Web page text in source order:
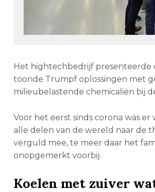
Het hightechbedrijf presenteerde
toonde Trumpf oplossingen met
milieubelastende chemicaliën bij
Voor het eerst sinds corona was
alle delen van de wereld naar de
verguld mee, te meer daar het
onopgemerkt voorbij.
Koelen met zuiver